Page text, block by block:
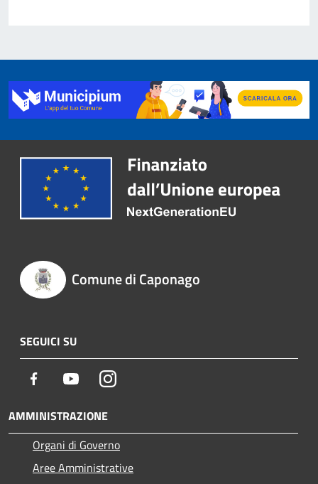
Comune di Caponago
SEGUICI SU
Facebook YoutubeInstagram
AMMINISTRAZIONE
Organi di Governo
Aree Amministrative